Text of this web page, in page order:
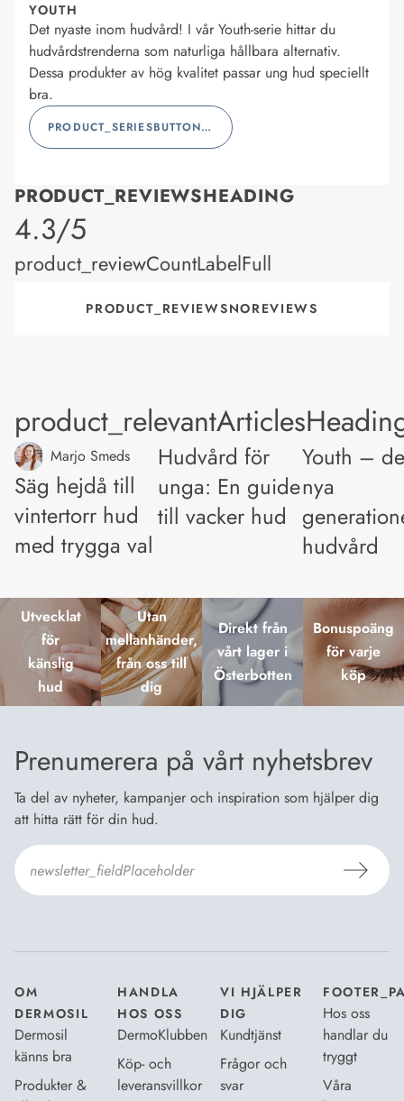
YOUTH
Det nyaste inom hudvård! I vår Youth-serie hittar du
hudvårdstrenderna som naturliga hållbara alternativ.
Dessa produkter av hög kvalitet passar ung hud speciellt
bra.
PRODUCT_SERIESBUTTONLABEL
PRODUCT_REVIEWSHEADING
product_rating
4.3/5
product_reviewCountLabelFull
PRODUCT_REVIEWSNOREVIEWS
Marjo Smeds
Säg hejdå till
vintertorr hud
med trygga val
Hudvård för
unga: En guide
till vacker hud
Youth –
nya
hudvård
Utvecklat
för
känslig
hud
Utan
mellanhänder,
från oss till
dig
Direkt från
vårt lager i
Österbotten
Bonuspoäng
för varje
köp
Prenumerera på vårt nyhetsbrev
Ta del av nyheter, kampanjer och inspiration som hjälper dig
att hitta rätt för din hud.
OM
DERMOSIL
Dermosil
känns bra
Produkter &
HANDLA
HOS OSS
DermoKlubben
Köp- och
leveransvillkor
VI HJÄLPER
DIG
Kundtjänst
Frågor och
svar
Hos oss
handlar du
tryggt
Våra